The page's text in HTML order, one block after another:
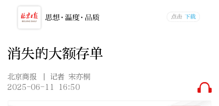
消失的大额存单
北京商报
| 记者 宋亦桐
2025-06-11 16:50